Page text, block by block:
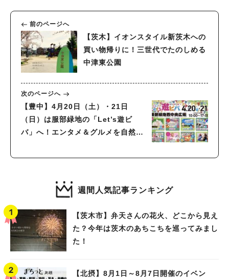
前のページへ
【茨木】イオンスタイル新茨木への
買い物帰りに！三世代でたのしめる
中津東公園
次のページへ
【豊中】4月20日（土）・21日
（日）は服部緑地の「Let’s遊ビ
バ」へ！エンタメ＆グルメを自然の
週間人気記事ランキング
【茨木市】弁天さんの花火、どこから見え
た？今年は茨木のあちこちを巡ってみまし
た！
【北摂】8月1日～8月7日開催のイベン